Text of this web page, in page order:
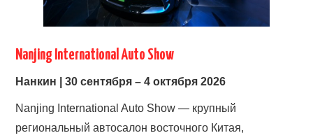
Nanjing International Auto Show
Нанкин | 30 сентября – 4 октября 2026
Nanjing International Auto Show — крупный
региональный автосалон восточного Китая,